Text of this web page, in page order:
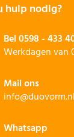
hulp nodig?
Bel0598 - 433
Werkdagen van
Mail ons
info@duovorm.nl
Whatsapp